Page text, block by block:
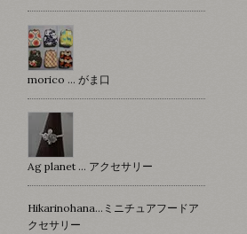
morico … がま口
Ag planet … アクセサリー
Hikarinohana…ミニチュアフードア
クセサリー